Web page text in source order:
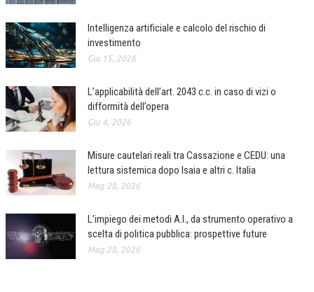
Intelligenza artificiale e calcolo del rischio di
investimento
Giu 15, 2026
L’applicabilità dell’art. 2043 c.c. in caso di vizi o
difformità dell’opera
Giu 4, 2026
Misure cautelari reali tra Cassazione e CEDU: una
lettura sistemica dopo Isaia e altri c. Italia
Mag 28, 2026
L’impiego dei metodi A.I., da strumento operativo a
scelta di politica pubblica: prospettive future
Mag 28, 2026